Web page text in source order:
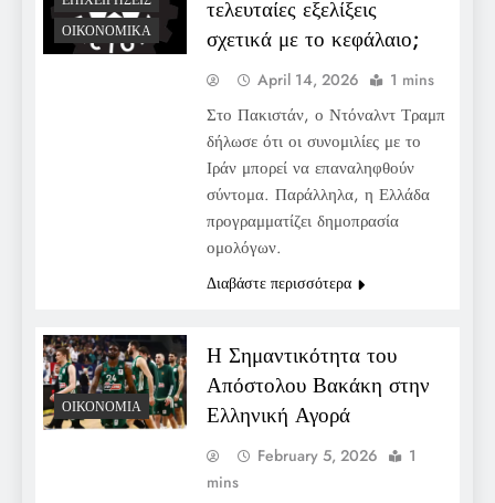
ΟΙΚΟΝΟΜΙΚΆ
τελευταίες εξελίξεις
σχετικά με το κεφάλαιο;
April 14, 2026 1 mins
Στο Πακιστάν, ο Ντόναλντ Τραμπ
δήλωσε ότι οι συνομιλίες με το
Ιράν μπορεί να επαναληφθούν
σύντομα. Παράλληλα, η Ελλάδα
προγραμματίζει δημοπρασία
ομολόγων.
Διαβάστε περισσότερα
ΟΙΚΟΝΟΜΊΑ
Η Σημαντικότητα του
Απόστολου Βακάκη στην
Ελληνική Αγορά
February 5, 2026
1
mins